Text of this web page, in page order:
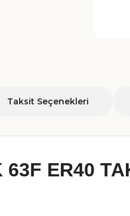
Taksit Seçenekleri
63F ER40